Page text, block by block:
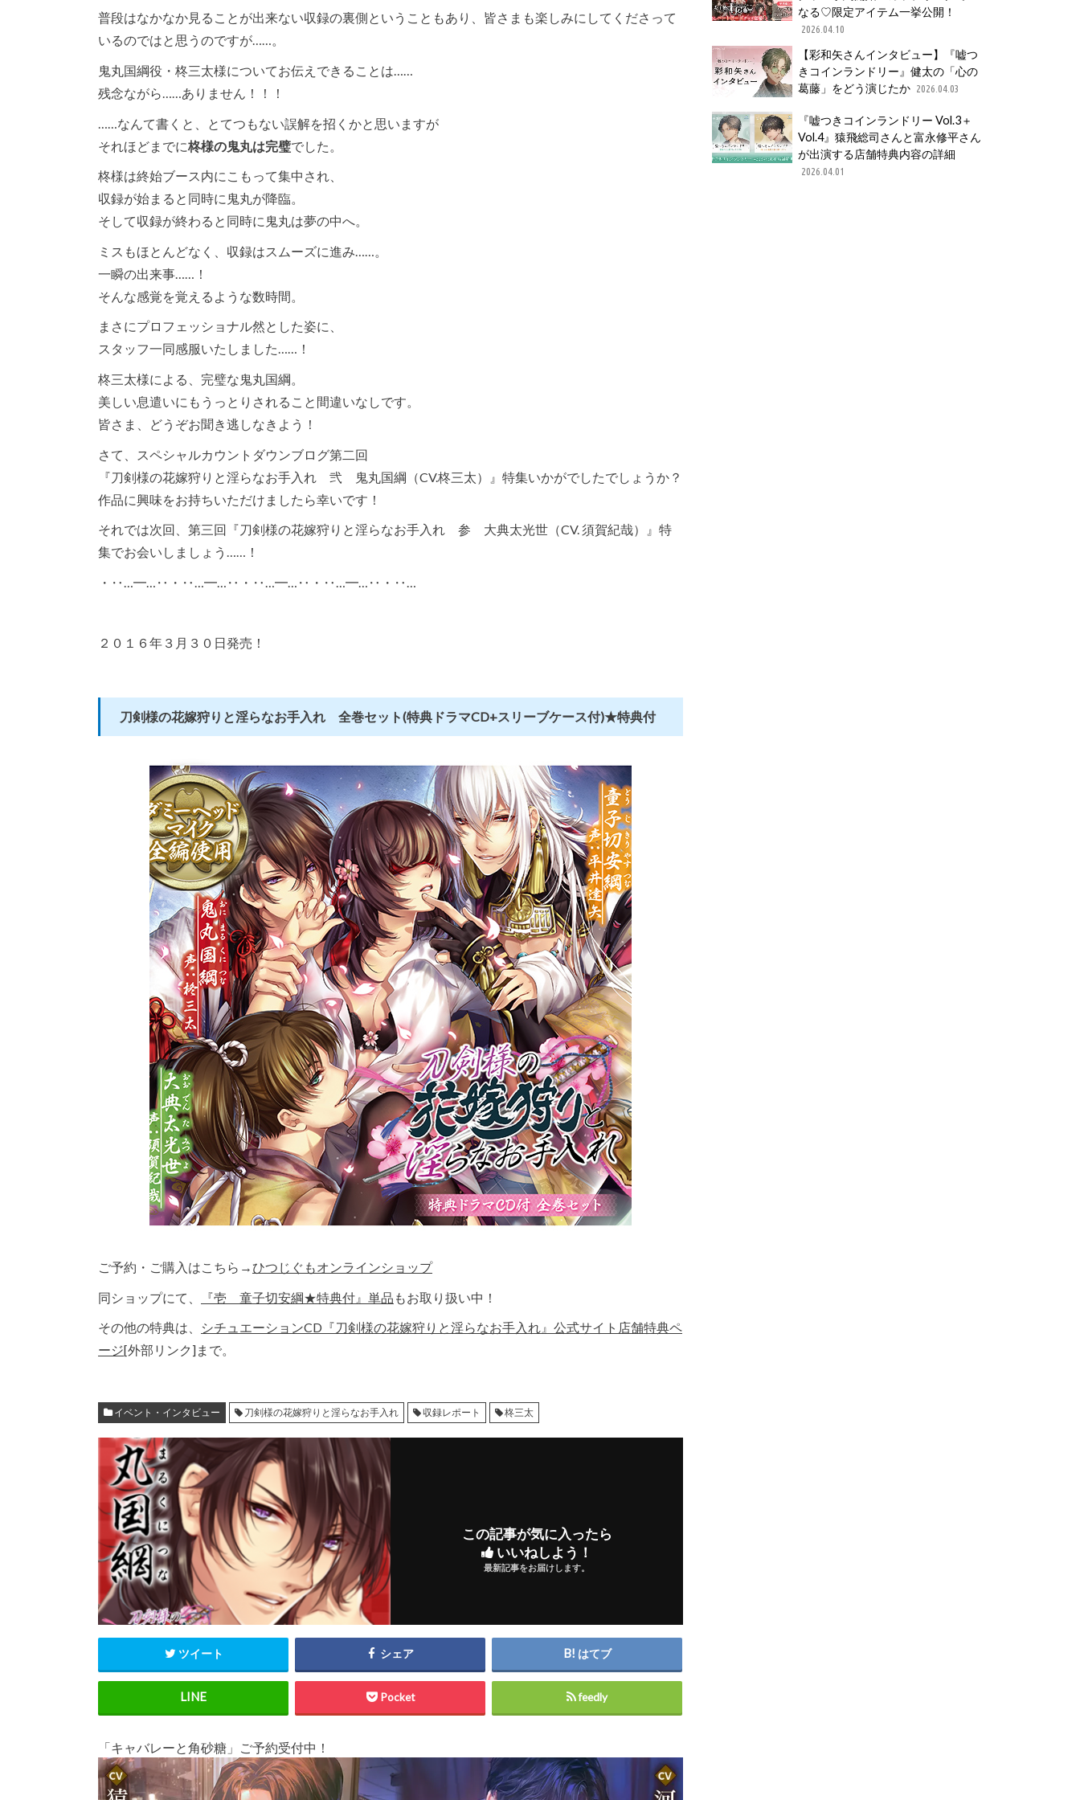
普段はなかなか見ることが出来ない収録の裏側ということもあり、皆さまも楽しみにしてくださって
いるのではと思うのですが……。
鬼丸国綱役・柊三太様についてお伝えできることは……
残念ながら……ありません！！！
……なんて書くと、とてつもない誤解を招くかと思いますが
それほどまでに柊様の鬼丸は完璧でした。
柊様は終始ブース内にこもって集中され、
収録が始まると同時に鬼丸が降臨。
そして収録が終わると同時に鬼丸は夢の中へ。
ミスもほとんどなく、収録はスムーズに進み……。
一瞬の出来事……！
そんな感覚を覚えるような数時間。
まさにプロフェッショナル然とした姿に、
スタッフ一同感服いたしました……！
柊三太様による、完璧な鬼丸国綱。
美しい息遣いにもうっとりされること間違いなしです。
皆さま、どうぞお聞き逃しなきよう！
さて、スペシャルカウントダウンブログ第二回
『刀剣様の花嫁狩りと淫らなお手入れ 弐 鬼丸国綱（CV.柊三太）』特集いかがでしたでしょうか？
作品に興味をお持ちいただけましたら幸いです！
それでは次回、第三回『刀剣様の花嫁狩りと淫らなお手入れ 参 大典太光世（CV. 須賀紀哉）』特
集でお会いしましょう……！
・‥…━…‥・‥…━…‥・‥…━…‥・‥…━…‥・‥…
２０１６年３月３０日発売！
刀剣様の花嫁狩りと淫らなお手入れ 全巻セット(特典ドラマCD+スリーブケース付)★特典付
ご予約・ご購入はこちら→ ひつじぐもオンラインショップ
同ショップにて、
『壱 童子切安綱★特典付』単品 もお取り扱い中！
その他の特典は、
シチュエーションCD『刀剣様の花嫁狩りと淫らなお手入れ』公式サイト店舗特典ペ
ージ[外部リンク]まで。
イベント・インタビュー 刀剣様の花嫁狩りと淫らなお手入れ 収録レポート 柊三太
この記事が気に入ったら
いいねしよう！
最新記事をお届けします。
ツイート シェア はてブ
Pocket feedly
「キャバレーと角砂糖」ご予約受付中！
なる♡限定アイテム一挙公開！
2026.04.10
【彩和矢さんインタビュー】『嘘つ
きコインランドリー』健太の「心の
葛藤」をどう演じたか 2026.04.03
『嘘つきコインランドリー Vol.3＋
Vol.4』猿飛総司さんと富永修平さん
が出演する店舗特典内容の詳細
2026.04.01